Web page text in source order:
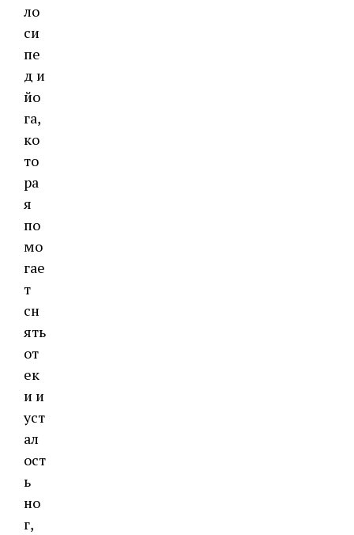
ло
си
пе
д и
йо
га,
ко
то
ра
я
по
мо
гае
т
сн
ять
от
ек
и и
уст
ал
ост
ь
но
г,